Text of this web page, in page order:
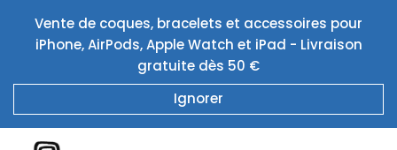
contenu
Vente de coques, bracelets et accessoires pour
iPhone, AirPods, Apple Watch et iPad - Livraison
gratuite dès 50 €
Ignorer